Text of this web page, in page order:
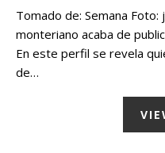
Tomado de: Semana
monteriano acaba de
En este perfil se revela
de…